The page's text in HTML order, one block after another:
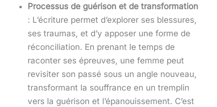
Processus de guérison et de transformation
: L’écriture permet d’explorer ses blessures,
ses traumas, et d’y apposer une forme de
réconciliation. En prenant le temps de
raconter ses épreuves, une femme peut
revisiter son passé sous un angle nouveau,
transformant la souffrance en un tremplin
vers la guérison et l’épanouissement. C’est